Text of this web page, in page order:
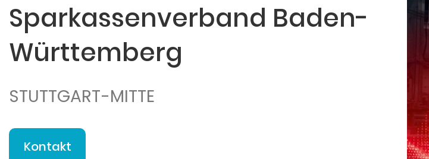
Sparkassenverband Baden-
Württemberg
STUTTGART-MITTE
Kontakt